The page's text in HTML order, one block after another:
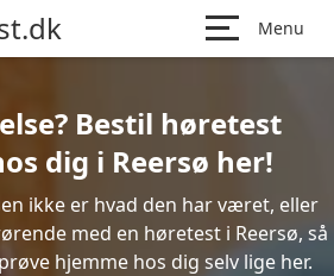
Menu
Bestil høretest
dig i Reersø her!
ikke er hvad den har været, eller
med en høretest i Reersø, så
hjemme hos dig selv lige her.